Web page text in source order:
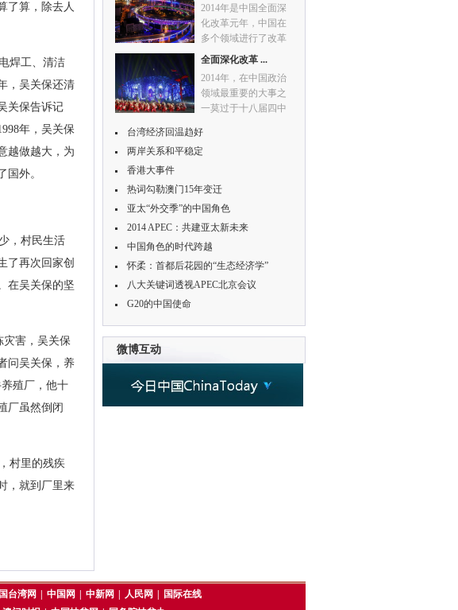
了算，除去人
焊工、清洁
，吴关保还清
关保告诉记
年，吴关保
越做越大，为
国外。
，村民生活
了再次回家创
在吴关保的坚
灾害，吴关保
问吴关保，养
殖厂，他十
厂虽然倒闭
村里的残疾
，就到厂里来
2014年是中国全面深
化改革元年，中国在
多个领域进行了改革
的“大动作”。
全面深化改革 ...
2014年，在中国政治
领域最重要的大事之
一莫过于十八届四中
中央关于全面推进依
的决定》，在建设社
程上树起一座新的里
程碑。
台湾经济回温趋好
两岸关系和平稳定
香港大事件
热词勾勒澳门15年变迁
亚太“外交季”的中国角色
2014 APEC：共建亚太新未来
中国角色的时代跨越
怀柔：首都后花园的“生态经济学”
八大关键词透视APEC北京会议
G20的中国使命
微博互动
台湾网 中国网 中新网 人民网
国际在线